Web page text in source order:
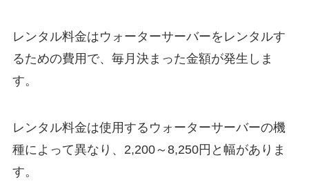
レンタル料金はウォーターサーバーをレンタルす
るための費用で、毎月決まった金額が発生しま
す。
レンタル料金は使用するウォーターサーバーの機
種によって異なり、2,200～8,250円と幅がありま
す。